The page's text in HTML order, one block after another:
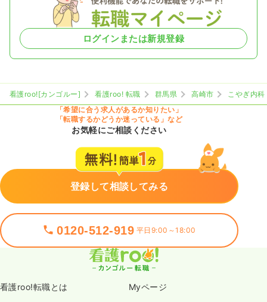
ログインまたは新規登録
看護roo![カンゴルー] 看護roo! 転職 群馬県 高崎市
こやぎ内科
「希望に合う求人があるか知りたい」
「転職するかどうか迷っている」など
お気軽にご相談ください
登録して相談してみる
0120-512-919 平日9:00～18:00
看護roo!転職とは Myページ